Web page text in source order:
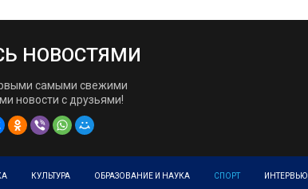
НОВОСТЯМИ
самыми свежими
новости с друзьями!
КУЛЬТУРА ОБРАЗОВАНИЕ И НАУКА СПОРТ ИНТЕРВЬЮ